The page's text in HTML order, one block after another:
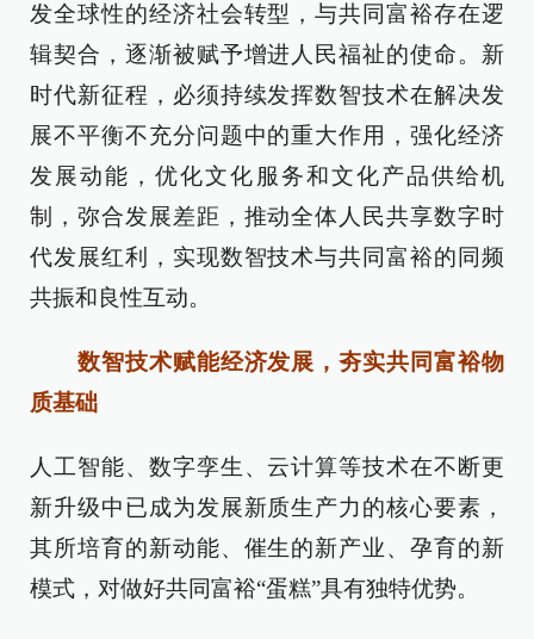
发全球性的经济社会转型，与共同富裕存在逻
辑契合，逐渐被赋予增进人民福祉的使命。新
时代新征程，必须持续发挥数智技术在解决发
展不平衡不充分问题中的重大作用，强化经济
发展动能，优化文化服务和文化产品供给机
制，弥合发展差距，推动全体人民共享数字时
代发展红利，实现数智技术与共同富裕的同频
共振和良性互动。
数智技术赋能经济发展，夯实共同富裕物
质基础
人工智能、数字孪生、云计算等技术在不断更
新升级中已成为发展新质生产力的核心要素，
其所培育的新动能、催生的新产业、孕育的新
模式，对做好共同富裕“蛋糕”具有独特优势。